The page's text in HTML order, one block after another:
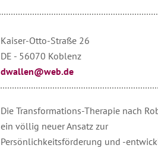
Kaiser-Otto-Straße 26
DE - 56070 Koblenz
dwallen@web.de
Die Transformations-Therapie nach
ein völlig neuer Ansatz zur
Persönlichkeitsförderung und -